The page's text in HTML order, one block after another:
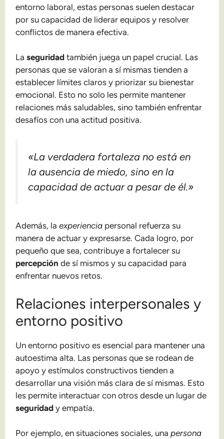
entorno laboral, estas personas suelen destacar
por su capacidad de liderar equipos y resolver
conflictos de manera efectiva.
Laseguridad también juega un papel crucial. Las
personas que se valoran a sí mismas tienden a
establecer límites claros y priorizar su bienestar
emocional. Esto no solo les permite mantener
relaciones más saludables, sino también enfrentar
desafíos con una actitud positiva.
«La verdadera fortaleza no está en
la ausencia de miedo, sino en la
capacidad de actuar a pesar de él.»
Además, laexperiencia personal refuerza su
manera de actuar y expresarse. Cada logro, por
pequeño que sea, contribuye a fortalecer su
percepción de sí mismos y su capacidad para
enfrentar nuevos retos.
Relaciones interpersonales y
entorno positivo
Un entorno positivo es esencial para mantener una
autoestima alta. Las personas que se rodean de
apoyo y estímulos constructivos tienden a
desarrollar una visión más clara de sí mismas. Esto
les permite interactuar con otros desde un lugar de
seguridad y empatía.
Por ejemplo, en situaciones sociales, unapersona